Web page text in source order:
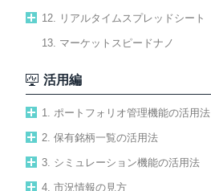
12. リアルタイムスプレッドシート
13. マーケットスピードナノ
活用編
1. ポートフォリオ管理機能の活用法
2. 保有銘柄一覧の活用法
3. シミュレーション機能の活用法
4. 市況情報の見方